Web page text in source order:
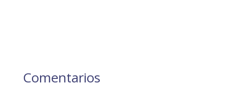
Comentarios